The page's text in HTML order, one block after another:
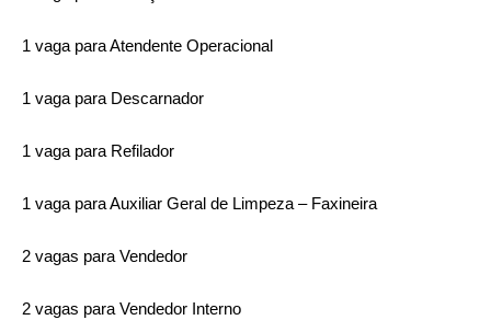
1 vaga para Atendente Operacional
1 vaga para Descarnador
1 vaga para Refilador
1 vaga para Auxiliar Geral de Limpeza – Faxineira
2 vagas para Vendedor
2 vagas para Vendedor Interno